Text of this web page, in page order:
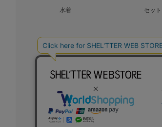
水着
セッ
BAROQUE JAPAN LIMITED
COPYRIGHT © BAROQUE JAPAN LIMITED